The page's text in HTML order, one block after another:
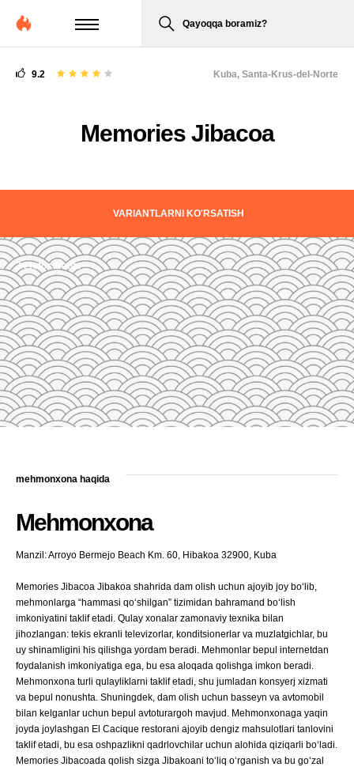
Qayoqqa boramiz?
9.2
Memories Jibacoa
Kuba, Santa-Krus-del-Norte
VARIANTLARNI KO'RSATISH
34 fotosuratlar
mehmonxona haqida
Mehmonxona
Manzil: Arroyo Bermejo Beach Km. 60, Hibakoa 32900, Kuba
Memories Jibacoa Jibakoa shahrida dam olish uchun ajoyib joy bo‘lib,
mehmonlarga “hammasi qo‘shilgan” tizimidan bahramand bo‘lish
imkoniyatini taklif etadi. Qulay xonalar zamonaviy texnika bilan
jihozlangan: tekis ekranli televizorlar, konditsionerlar va muzlatgichlar, bu
uy shinamligini his qilishga yordam beradi. Mehmonlar bepul internetdan
foydalanish imkoniyatiga ega, bu esa aloqada qolishga imkon beradi.
Mehmonxona turli qulayliklarni taklif etadi, shu jumladan konsyerj xizmati
va bepul nonushta. Shuningdek, dam olish uchun basseyn va avtomobil
bilan kelganlar uchun bepul avtoturargoh mavjud. Mehmonxonaga yaqin
joyda joylashgan El Cacique restorani ajoyib dengiz mahsulotlari tanlovini
taklif etadi, bu esa oshpazlikni qadrlovchilar uchun alohida qiziqarli bo‘ladi.
Memories Jibacoada qolish sizga Jibakoani to‘liq o‘rganish va bu go‘zal